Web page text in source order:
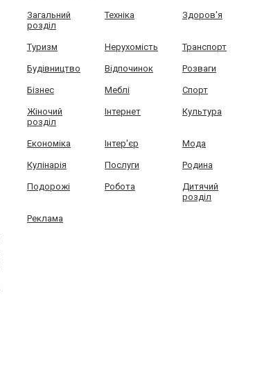
Загальний
розділ
Техніка Здоров'я
Туризм Нерухомість Транспорт
Будівництво Відпочинок Розваги
Бізнес Меблі Спорт
Жіночий
розділ
Інтернет Культура
Економіка Інтер'єр Мода
Кулінарія Послуги Родина
Подорожі Робота
Дитячий
розділ
Реклама